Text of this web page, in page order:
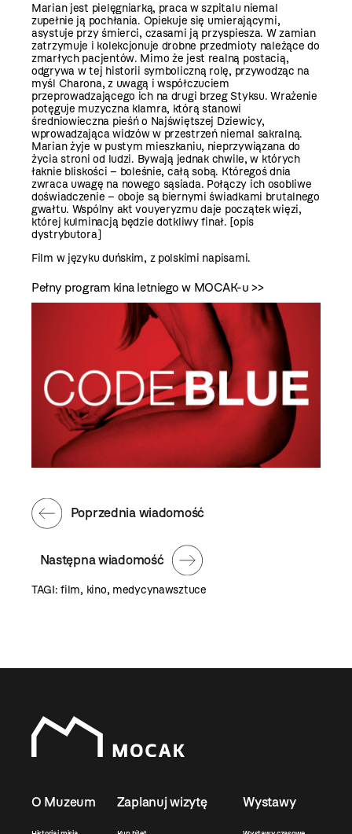
Marian jest pielęgniarką, praca w szpitalu niemal
zupełnie ją pochłania. Opiekuje się umierającymi,
asystuje przy śmierci, czasami ją przyspiesza. W zamian
zatrzymuje i kolekcjonuje drobne przedmioty należące do
zmarłych pacjentów. Mimo że jest realną postacią,
odgrywa w tej historii symboliczną rolę, przywodząc na
myśl Charona, z uwagą i współczuciem
przeprowadzającego ich na drugi brzeg Styksu. Wrażenie
potęguje muzyczna klamra, którą stanowi
średniowieczna pieśń o Najświętszej Dziewicy,
wprowadzająca widzów w przestrzeń niemal sakralną.
Marian żyje w pustym mieszkaniu, nieprzywiązana do
życia stroni od ludzi. Bywają jednak chwile, w których
łaknie bliskości – boleśnie, całą sobą. Któregoś dnia
zwraca uwagę na nowego sąsiada. Połączy ich osobliwe
doświadczenie – oboje są biernymi świadkami brutalnego
gwałtu. Wspólny akt vouyeryzmu daje początek więzi,
której kulminacją będzie dotkliwy finał. [opis
dystrybutora]
Film w języku duńskim, z polskimi napisami.
Pełny program kina letniego w MOCAK-u >>
Następna wiadomość
Poprzednia wiadomość
TAGI:film, kino, medycynawsztuce
O Muzeum Zaplanuj wizytę Wystawy